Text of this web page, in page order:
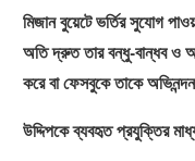
মিজান বুয়েটে ভর্তির সুযোগ
অতি দ্রুত তার বন্ধু-বান্ধব ও
করে বা ফেসবুকে তাকে
উদ্দিপকে ব্যবহৃত প্রযুক্তির